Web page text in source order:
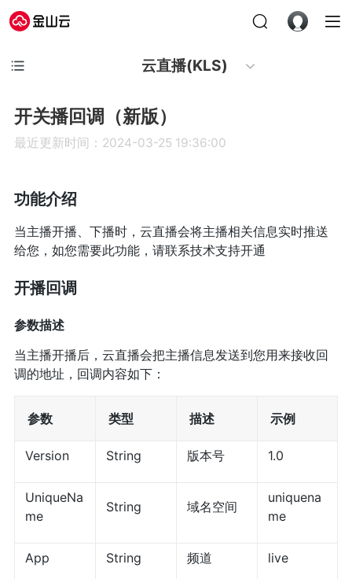
云直播(KLS)
开关播回调（新版）
最近更新时间：2024-03-25 19:36:00
功能介绍
当主播开播、下播时，云直播会将主播相关信息实时推送
给您，如您需要此功能，请联系技术支持开通
开播回调
参数描述
当主播开播后，云直播会把主播信息发送到您用来接收回
调的地址，回调内容如下：
参数 类型 描述 示例
Version String 版本号 1.0
UniqueNa
me
String 域名空间
uniquena
me
App String 频道 live